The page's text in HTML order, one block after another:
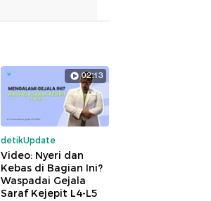
02:13
detikUpdate
Video: Nyeri dan
Kebas di Bagian Ini?
Waspadai Gejala
Saraf Kejepit L4-L5